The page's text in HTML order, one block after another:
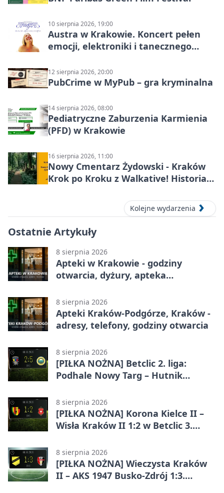
10 sierpnia 2026, 19:00
Austra w Krakowie. Koncert pełen
emocji, elektroniki i tanecznego
12 sierpnia 2026, 20:00
PubCrime w MyPub – gra kryminalna
14 sierpnia 2026, 08:00
Pediatryczne Zaburzenia Karmienia
(PFD) w Krakowie
16 sierpnia 2026, 11:00
Nowy Cmentarz Żydowski - Kraków
Krok po Kroku z Walkative! Historia
Kolejne wydarzenia
Ostatnie Artykuły
8 sierpnia 2026
Apteki w Krakowie - godziny
otwarcia, dyżury, apteka
8 sierpnia 2026
Apteki Kraków-Podgórze, Kraków -
adresy, telefony, godziny otwarcia
8 sierpnia 2026
[PIŁKA NOŻNA] Betclic 2. liga:
Podhale Nowy Targ – Hutnik
efektownym zwycięstwem
8 sierpnia 2026
[PIŁKA NOŻNA] Korona Kielce II –
Wisła Kraków II 1:2 w Betclic 3.
odwróciła losy meczu
8 sierpnia 2026
[PIŁKA NOŻNA] Wieczysta Kraków
II – AKS 1947 Busko-Zdrój 1:3.